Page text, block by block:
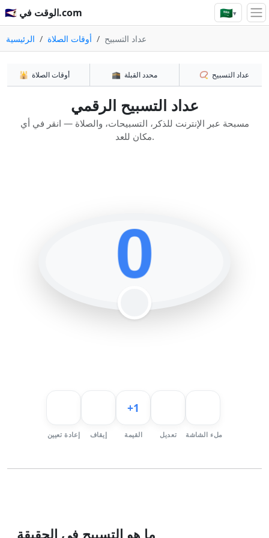
🇸🇦 الوقت في.com 🇸🇦▾
الرئيسية أوقات الصلاة عداد التسبيح
🕌 أوقات الصلاة 🕋 محدد القبلة 📿 عداد التسبيح
عداد التسبيح الرقمي
مسبحة عبر الإنترنت للذكر، التسبيحات، والصلاة — انقر في أي
مكان للعد.
0
إعادة تعيين إيقاف
+1
القيمة تعديل ملء الشاشة
ما هو التسبيح في الحقيقة